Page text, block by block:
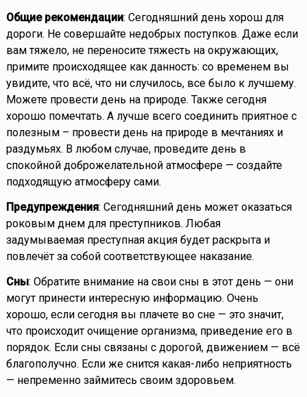
Общие рекомендации: Сегодняшний день хорош для
дороги. Не совершайте недобрых поступков. Даже если
вам тяжело, не переносите тяжесть на окружающих,
примите происходящее как данность: со временем вы
увидите, что всё, что ни случилось, все было к лучшему.
Можете провести день на природе. Также сегодня
хорошо помечтать. А лучше всего соединить приятное с
полезным – провести день на природе в мечтаниях и
раздумьях. В любом случае, проведите день в
спокойной доброжелательной атмосфере — создайте
подходящую атмосферу сами.
Предупреждения: Сегодняшний день может оказаться
роковым днем для преступников. Любая
задумываемая преступная акция будет раскрыта и
повлечёт за собой соответствующее наказание.
Сны: Обратите внимание на свои сны в этот день — они
могут принести интересную информацию. Очень
хорошо, если сегодня вы плачете во сне — это значит,
что происходит очищение организма, приведение его в
порядок. Если сны связаны с дорогой, движением — всё
благополучно. Если же снится какая-либо неприятность
— непременно займитесь своим здоровьем.